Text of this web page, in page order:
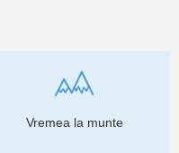
Vremea la munte